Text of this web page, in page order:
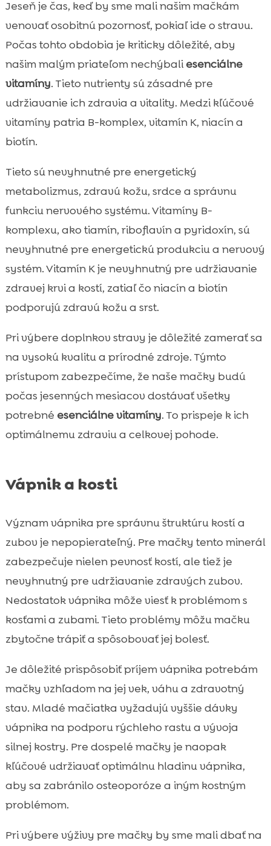
Jeseň je čas, keď by sme mali našim mačkám
venovať osobitnú pozornosť, pokiaľ ide o stravu.
Počas tohto obdobia je kriticky dôležité, aby
našim malým priateľom nechýbaliesenciálne
vitamíny. Tieto nutrienty sú zásadné pre
udržiavanie ich zdravia a vitality. Medzi kľúčové
vitamíny patria B-komplex, vitamín K, niacín a
biotín.
Tieto sú nevyhnutné pre energetický
metabolizmus, zdravú kožu, srdce a správnu
funkciu nervového systému. Vitamíny B-
komplexu, ako tiamín, riboflavín a pyridoxín, sú
nevyhnutné pre energetickú produkciu a nervový
systém. Vitamín K je nevyhnutný pre udržiavanie
zdravej krvi a kostí, zatiaľ čo niacín a biotín
podporujú zdravú kožu a srst.
Pri výbere doplnkov stravy je dôležité zamerať sa
na vysokú kvalitu a prírodné zdroje. Týmto
prístupom zabezpečíme, že naše mačky budú
počas jesenných mesiacov dostávať všetky
potrebné esenciálne vitamíny. To prispeje k ich
optimálnemu zdraviu a celkovej pohode.
Vápnik a kosti
Význam vápnika pre správnu štruktúru kostí a
zubov je nepopierateľný. Pre mačky tento minerál
zabezpečuje nielen pevnosť kostí, ale tiež je
nevyhnutný pre udržiavanie zdravých zubov.
Nedostatok vápnika môže viesť k problémom s
kosťami a zubami. Tieto problémy môžu mačku
zbytočne trápiť a spôsobovať jej bolesť.
Je dôležité prispôsobiť príjem vápnika potrebám
mačky vzhľadom na jej vek, váhu a zdravotný
stav. Mladé mačiatka vyžadujú vyššie dávky
vápnika na podporu rýchleho rastu a vývoja
silnej kostry. Pre dospelé mačky je naopak
kľúčové udržiavať optimálnu hladinu vápnika,
aby sa zabránilo osteoporóze a iným kostným
problémom.
Pri výbere výživy pre mačky by sme mali dbať na